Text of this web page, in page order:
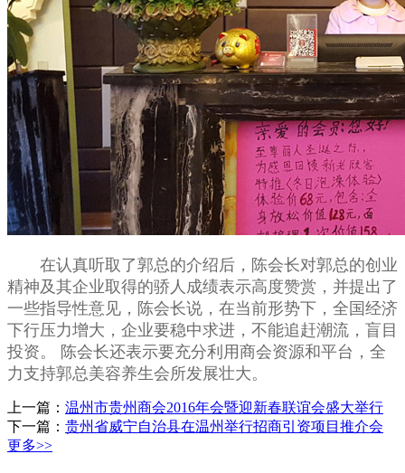
在认真听取了郭总的介绍后，陈会长对郭总的创业
精神及其企业取得的骄人成绩表示高度赞赏，并提出了
一些指导性意见，陈会长说，在当前形势下，全国经济
下行压力增大，企业要稳中求进，不能追赶潮流，盲目
投资。 陈会长还表示要充分利用商会资源和平台，全
力支持郭总美容养生会所发展壮大。
上一篇： 温州市贵州商会2016年会暨迎新春联谊会盛大举行
下一篇： 贵州省威宁自治县在温州举行招商引资项目推介会
更多>>